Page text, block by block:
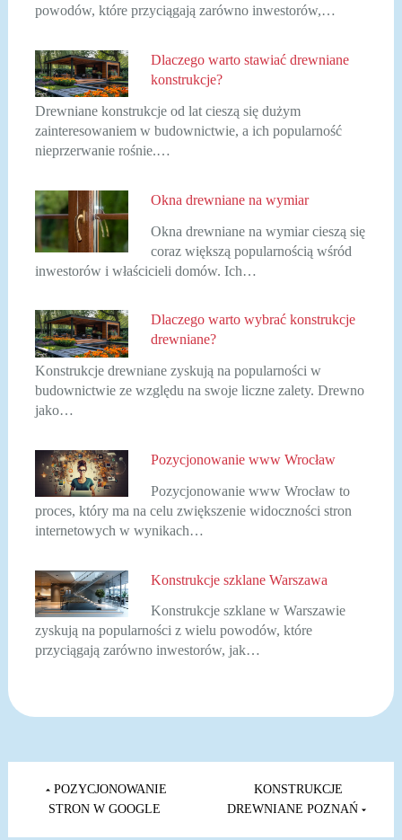
powodów, które przyciągają zarówno inwestorów,…
Dlaczego warto stawiać drewniane
konstrukcje?
Drewniane konstrukcje od lat cieszą się dużym
zainteresowaniem w budownictwie, a ich popularność
nieprzerwanie rośnie.…
Okna drewniane na wymiar
Okna drewniane na wymiar cieszą się
coraz większą popularnością wśród
inwestorów i właścicieli domów. Ich…
Dlaczego warto wybrać konstrukcje
drewniane?
Konstrukcje drewniane zyskują na popularności w
budownictwie ze względu na swoje liczne zalety. Drewno
jako…
Pozycjonowanie www Wrocław
Pozycjonowanie www Wrocław to
proces, który ma na celu zwiększenie widoczności stron
internetowych w wynikach…
Konstrukcje szklane Warszawa
Konstrukcje szklane w Warszawie
zyskują na popularności z wielu powodów, które
przyciągają zarówno inwestorów, jak…
Nawigacja
wpisu
POZYCJONOWANIE
STRON W GOOGLE
KONSTRUKCJE
DREWNIANE POZNAŃ